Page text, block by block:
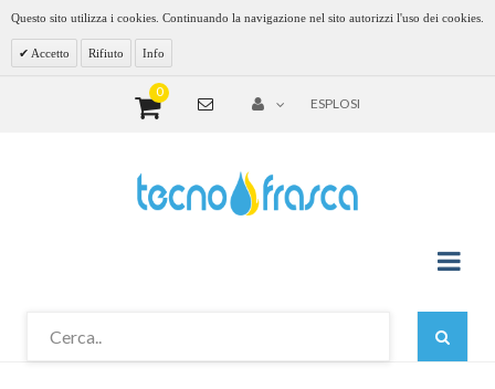
Questo sito utilizza i cookies. Continuando la navigazione nel sito autorizzi l'uso dei cookies.
Accetto Rifiuto Info
0
ESPLOSI